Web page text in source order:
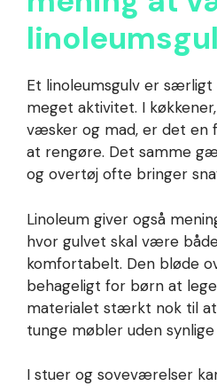
Et linoleumsgulv er
meget aktivitet. I
væsker og mad, er det en
at rengøre. Det samme
og overtøj ofte bringer
Linoleum giver også
hvor gulvet skal være
komfortabelt. Den bløde
behageligt for børn at
materialet stærkt nok til
tunge møbler uden synlige
I stuer og soveværelser